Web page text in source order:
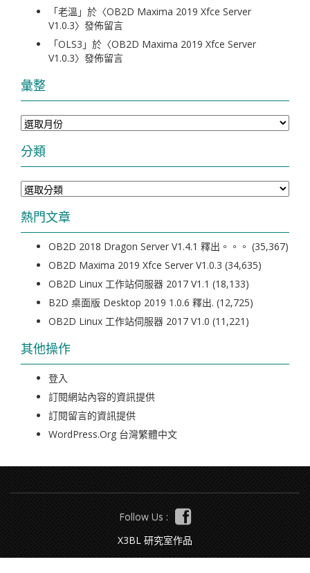
「老溫 」於〈OB2D Maxima 2019 Xfce Server
V1.0.3〉發佈留言
「OLS3 」於〈OB2D Maxima 2019 Xfce Server
V1.0.3〉發佈留言
彙整
彙
整
分類
分
類
熱門文章
OB2D 2018 Dragon Server V1.4.1 釋出。。。 (35,367)
OB2D Maxima 2019 Xfce Server V1.0.3 (34,635)
OB2D Linux 工作站伺服器 2017 V1.1 (18,133)
B2D 桌面版 Desktop 2019 1.0.6 釋出. (12,725)
OB2D Linux 工作站伺服器 2017 V1.0 (11,221)
其他操作
登入
訂閱網站內容的資訊提供
訂閱留言的資訊提供
WordPress.org 台灣繁體中文
Follow Us :
X3BL 研究室作品